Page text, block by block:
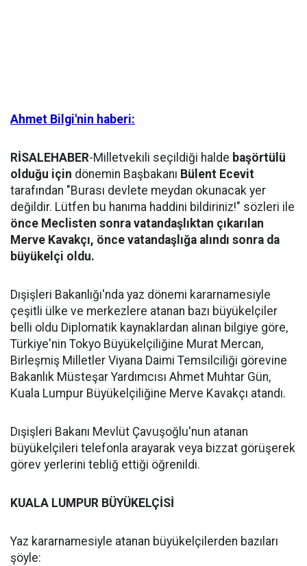
Ahmet Bilgi'nin haberi:
RİSALEHABER-Milletvekili seçildiği halde başörtülü
olduğu için dönemin Başbakanı Bülent Ecevit
tarafından "Burası devlete meydan okunacak yer
değildir. Lütfen bu hanıma haddini bildiriniz!" sözleri ile
önce Meclisten sonra vatandaşlıktan çıkarılan
Merve Kavakçı, önce vatandaşlığa alındı sonra da
büyükelçi oldu.
Dışişleri Bakanlığı'nda yaz dönemi kararnamesiyle
çeşitli ülke ve merkezlere atanan bazı büyükelçiler
belli oldu Diplomatik kaynaklardan alınan bilgiye göre,
Türkiye'nin Tokyo Büyükelçiliğine Murat Mercan,
Birleşmiş Milletler Viyana Daimi Temsilciliği görevine
Bakanlık Müsteşar Yardımcısı Ahmet Muhtar Gün,
Kuala Lumpur Büyükelçiliğine Merve Kavakçı atandı.
Dışişleri Bakanı Mevlüt Çavuşoğlu'nun atanan
büyükelçileri telefonla arayarak veya bizzat görüşerek
görev yerlerini tebliğ ettiği öğrenildi.
KUALA LUMPUR BÜYÜKELÇİSİ
Yaz kararnamesiyle atanan büyükelçilerden bazıları
şöyle: